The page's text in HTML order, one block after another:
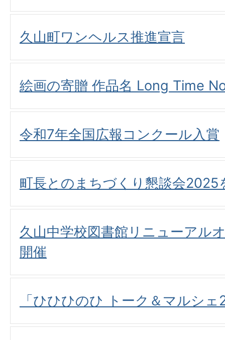
久山町ワンヘルス推進宣言
絵画の寄贈 作品名 Long Time
令和7年全国広報コンクール入賞
町長とのまちづくり懇談会2025
久山中学校図書館リニューアル
開催
「ひひひのひ トーク＆マルシ